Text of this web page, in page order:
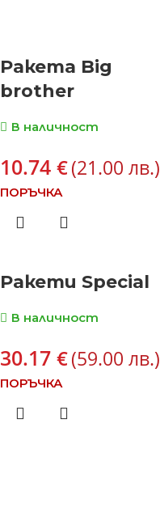
Ракета Big
brother
В наличност
10.74 €(21.00 лв.)
ПОРЪЧКА
Ракети Special
В наличност
30.17 €(59.00 лв.)
ПОРЪЧКА